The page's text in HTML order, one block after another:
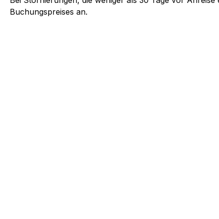
Buchungspreises an.